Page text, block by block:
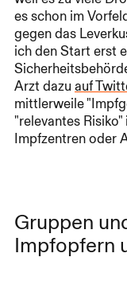
es schon im
gegen das
ich den Start erst
Arzt dazu auf
mittlerweile
"relevantes
Impfzentren oder
Gruppen
Impfopfern